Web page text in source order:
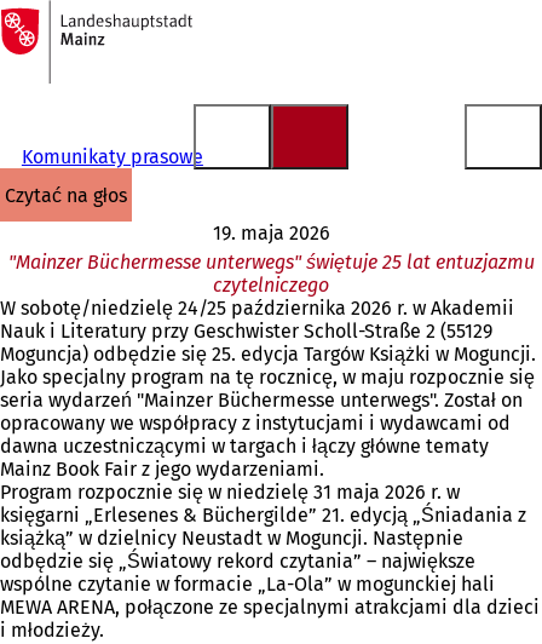
Przejdź do treści
Do
strony
głównej
Komunikaty prasowe
czytać na głos
19. maja 2026
"Mainzer Büchermesse unterwegs" świętuje 25 lat entuzjazmu
czytelniczego
W sobotę/niedzielę 24/25 października 2026 r. w Akademii
Nauk i Literatury przy Geschwister Scholl-Straße 2 (55129
Moguncja) odbędzie się 25. edycja Targów Książki w Moguncji.
Jako specjalny program na tę rocznicę, w maju rozpocznie się
seria wydarzeń "Mainzer Büchermesse unterwegs". Został on
opracowany we współpracy z instytucjami i wydawcami od
dawna uczestniczącymi w targach i łączy główne tematy
Mainz Book Fair z jego wydarzeniami.
Program rozpocznie się w niedzielę 31 maja 2026 r. w
księgarni „Erlesenes & Büchergilde” 21. edycją „Śniadania z
książką” w dzielnicy Neustadt w Moguncji. Następnie
odbędzie się „Światowy rekord czytania” – największe
wspólne czytanie w formacie „La-Ola” w mogunckiej hali
MEWA ARENA, połączone ze specjalnymi atrakcjami dla dzieci
i młodzieży.